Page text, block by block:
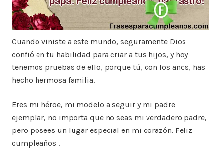
Cuando viniste a este mundo, seguramente Dios
confió en tu habilidad para criar a tus hijos, y hoy
tenemos pruebas de ello, porque tú, con los años, has
hecho hermosa familia.
Eres mi héroe, mi modelo a seguir y mi padre
ejemplar, no importa que no seas mi verdadero padre,
pero posees un lugar especial en mi corazón. Feliz
cumpleaños .